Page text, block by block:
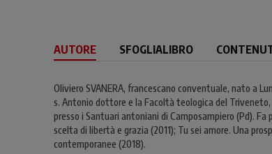
AUTORE SFOGLIALIBRO
Oliviero SVANERA, francescano conventuale, nato a
s. Antonio dottore e la Facoltà teologica del
presso i Santuari antoniani di Camposampiero (Pd).
scelta di libertà e grazia (2011); Tu sei amore. Una
contemporanee (2018).